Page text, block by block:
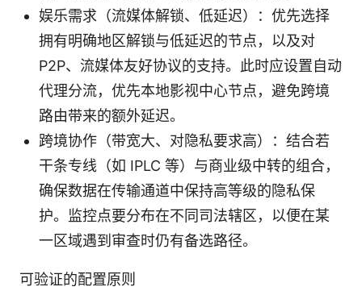
娱乐需求（流媒体解锁、低延迟）：优先选择
拥有明确地区解锁与低延迟的节点，以及对
P2P、流媒体友好协议的支持。此时应设置自动
代理分流，优先本地影视中心节点，避免跨境
路由带来的额外延迟。
跨境协作（带宽大、对隐私要求高）：结合若
干条专线（如 IPLC 等）与商业级中转的组合，
确保数据在传输通道中保持高等级的隐私保
护。监控点要分布在不同司法辖区，以便在某
一区域遇到审查时仍有备选路径。
可验证的配置原则